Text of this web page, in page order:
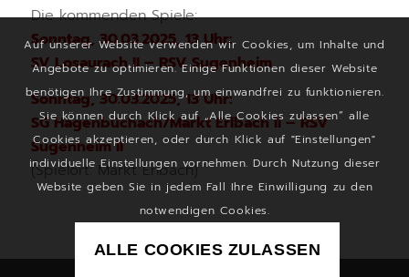
Die kommenden Spiele:
Sonntag, 30.03.2025, 13 Uhr:
SV Losaurach II – RSV Sugenheim
Sonntag, 30.03.2025, 13 Uhr:
SG Hagenbüchach/Markt Erlbach II – RSV
Sugenheim II
(Spielort: Markt Erlbach)
Auf unserer Website verwenden wir Cookies, um Inhalte und
Angebote zu optimieren. Einige Funktionen dieser Website
benötigen Ihre Zustimmung, um einwandfrei zu funktionieren.
Sie können durch Klick auf „Alle Cookies zulassen“ alle
Cookies akzeptieren, oder durch Klick auf "Einstellungen"
individuelle Einstellungen vornehmen. Durch Nutzung dieser
Website geben Sie in jedem Fall Ihre Einwilligung zu den
notwendigen Cookies.
ALLE COOKIES ZULASSEN